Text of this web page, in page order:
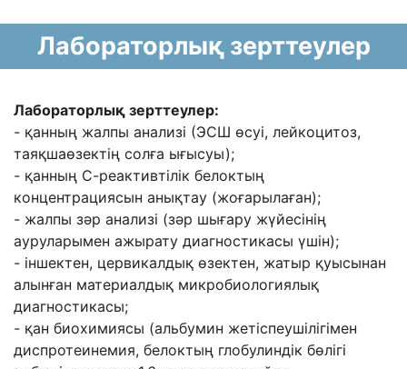
Лабораторлық зерттеулер
Лабораторлық зерттеулер:
- қанның жалпы анализі (ЭСШ өсуі, лейкоцитоз,
таяқшаөзектің солға ығысуы);
- қанның С-реактивтілік белоктың
концентрациясын анықтау (жоғарылаған);
- жалпы зəр анализі (зəр шығару жүйесінің
ауруларымен ажырату диагностикасы үшін);
- іншектен, цервикалдық өзектен, жатыр қуысынан
алынған материалдық микробиологиялық
диагностикасы;
- қан биохимиясы (альбумин жетіспеушілігімен
диспротеинемия, белоктың глобулиндік бөлігі